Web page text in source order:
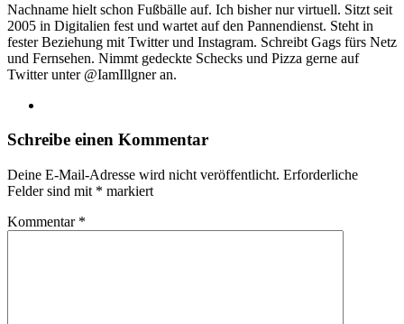
Nachname hielt schon Fußbälle auf. Ich bisher nur virtuell. Sitzt seit
2005 in Digitalien fest und wartet auf den Pannendienst. Steht in
fester Beziehung mit Twitter und Instagram. Schreibt Gags fürs Netz
und Fernsehen. Nimmt gedeckte Schecks und Pizza gerne auf
Twitter unter @IamIllgner an.
Schreibe einen Kommentar
Deine E-Mail-Adresse wird nicht veröffentlicht. Erforderliche
Felder sind mit * markiert
Kommentar *